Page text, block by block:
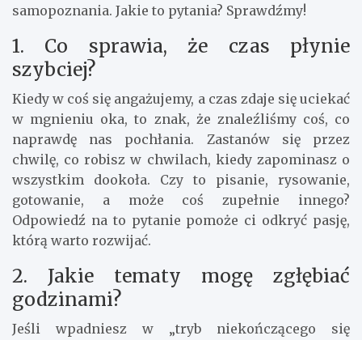
samopoznania. Jakie to pytania? Sprawdźmy!
1. Co sprawia, że czas płynie
szybciej?
Kiedy w coś się angażujemy, a czas zdaje się uciekać
w mgnieniu oka, to znak, że znaleźliśmy coś, co
naprawdę nas pochłania. Zastanów się przez
chwilę, co robisz w chwilach, kiedy zapominasz o
wszystkim dookoła. Czy to pisanie, rysowanie,
gotowanie, a może coś zupełnie innego?
Odpowiedź na to pytanie pomoże ci odkryć pasję,
którą warto rozwijać.
2. Jakie tematy mogę zgłębiać
godzinami?
Jeśli wpadniesz w „tryb niekończącego się